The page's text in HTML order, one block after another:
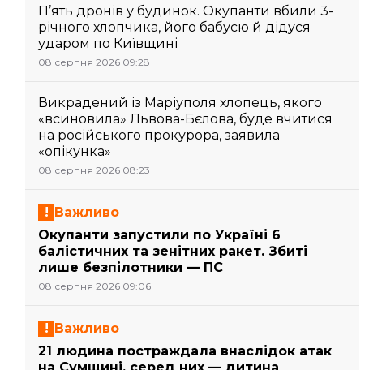
П’ять дронів у будинок. Окупанти вбили 3-
річного хлопчика, його бабусю й дідуся
ударом по Київщині
08 серпня 2026 09:28
Викрадений із Маріуполя хлопець, якого
«всиновила» Львова-Бєлова, буде вчитися
на російського прокурора, заявила
«опікунка»
08 серпня 2026 08:23
Важливо
Окупанти запустили по Україні 6
балістичних та зенітних ракет. Збиті
лише безпілотники — ПС
08 серпня 2026 09:06
Важливо
21 людина постраждала внаслідок атак